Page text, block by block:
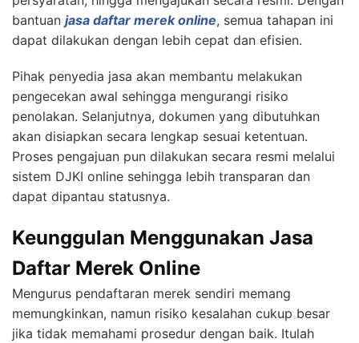
bantuan jasa daftar merek online, semua tahapan ini
dapat dilakukan dengan lebih cepat dan efisien.
Pihak penyedia jasa akan membantu melakukan
pengecekan awal sehingga mengurangi risiko
penolakan. Selanjutnya, dokumen yang dibutuhkan
akan disiapkan secara lengkap sesuai ketentuan.
Proses pengajuan pun dilakukan secara resmi melalui
sistem DJKI online sehingga lebih transparan dan
dapat dipantau statusnya.
Keunggulan Menggunakan Jasa
Daftar Merek Online
Mengurus pendaftaran merek sendiri memang
memungkinkan, namun risiko kesalahan cukup besar
jika tidak memahami prosedur dengan baik. Itulah